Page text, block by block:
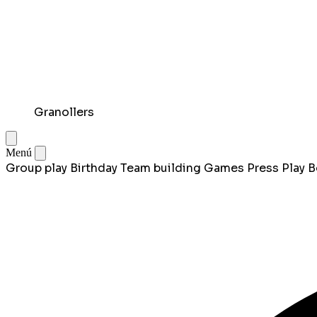
Granollers
Menú
Group play BirthdayTeam building Games Press Play